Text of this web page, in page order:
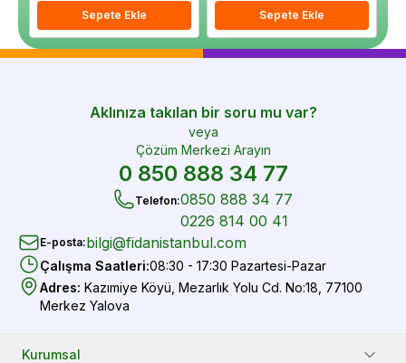
Sepete Ekle Sepete Ekle
Aklınıza takılan bir soru mu var?
veya
Çözüm Merkezi Arayın
0 850 888 34 77
Telefon:0850 888 34 77
0226 814 00 41
E-posta:bilgi@fidanistanbul.com
Çalışma Saatleri:08:30 - 17:30 Pazartesi-Pazar
Adres: Kazımiye Köyü, Mezarlık Yolu Cd. No:18, 77100
Merkez Yalova
Kurumsal